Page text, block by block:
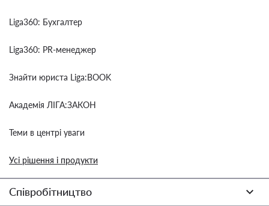
Liga360: Бухгалтер
Liga360: PR-менеджер
Знайти юриста Liga:BOOK
Академія ЛІГА:ЗАКОН
Теми в центрі уваги
Усі рішення і продукти
Співробітництво